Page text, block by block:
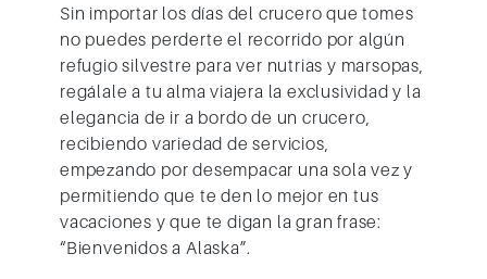
Sin importar los días del crucero que tomes
no puedes perderte el recorrido por algún
refugio silvestre para ver nutrias y marsopas,
regálale a tu alma viajera la exclusividad y la
elegancia de ir a bordo de un crucero,
recibiendo variedad de servicios,
empezando por desempacar una sola vez y
permitiendo que te den lo mejor en tus
vacaciones y que te digan la gran frase:
“Bienvenidos a Alaska”.